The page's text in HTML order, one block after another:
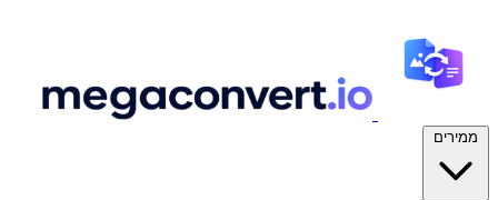
ממירים